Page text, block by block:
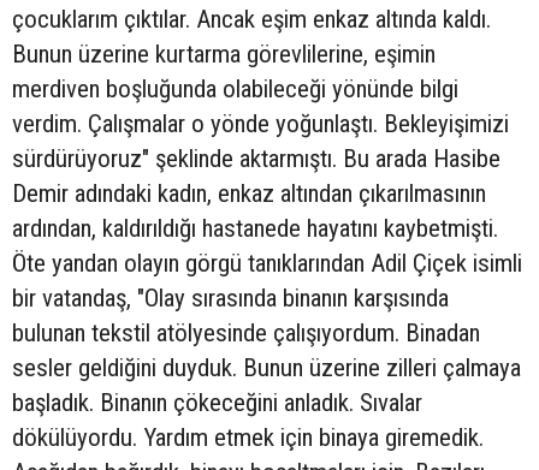
çocuklarım çıktılar. Ancak eşim enkaz altında kaldı.
Bunun üzerine kurtarma görevlilerine, eşimin
merdiven boşluğunda olabileceği yönünde bilgi
verdim. Çalışmalar o yönde yoğunlaştı. Bekleyişimizi
sürdürüyoruz" şeklinde aktarmıştı. Bu arada Hasibe
Demir adındaki kadın, enkaz altından çıkarılmasının
ardından, kaldırıldığı hastanede hayatını kaybetmişti.
Öte yandan olayın görgü tanıklarından Adil Çiçek isimli
bir vatandaş, "Olay sırasında binanın karşısında
bulunan tekstil atölyesinde çalışıyordum. Binadan
sesler geldiğini duyduk. Bunun üzerine zilleri çalmaya
başladık. Binanın çökeceğini anladık. Sıvalar
dökülüyordu. Yardım etmek için binaya giremedik.